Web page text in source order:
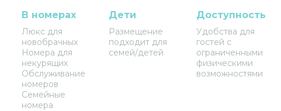
В номерах
Люкс для
новобрачных
Номера для
некурящих
Обслуживание
номеров
Семейные
номера
Дети
Размещение
подходит для
семей/детей
Доступность
Удобства для
гостей с
ограниченными
физическими
возможностями